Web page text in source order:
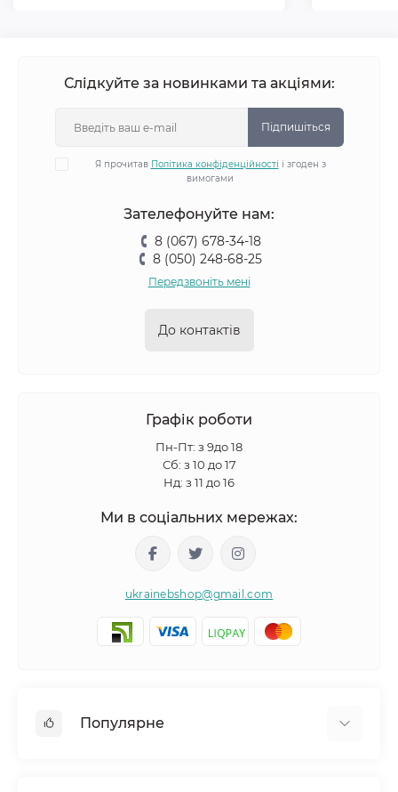
Слідкуйте за новинками та акціями:
Підпишіться
Я прочитав Політика конфіденційності і згоден з
вимогами
Зателефонуйте нам:
8 (067) 678-34-18
8 (050) 248-68-25
Передзвоніть мені
До контактів
Графік роботи
Пн-Пт: з 9до 18
Сб: з 10 до 17
Нд: з 11 до 16
Ми в соціальних мережах:
ukrainebshop@gmail.com
Популярне